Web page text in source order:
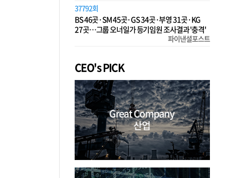
37792회
BS 46곳·SM 45곳·GS 34곳·부영 31곳·KG
27곳…그룹 오너일가 등기임원 조사결과 '충격'
파이낸셜포스트
CEO's PICK